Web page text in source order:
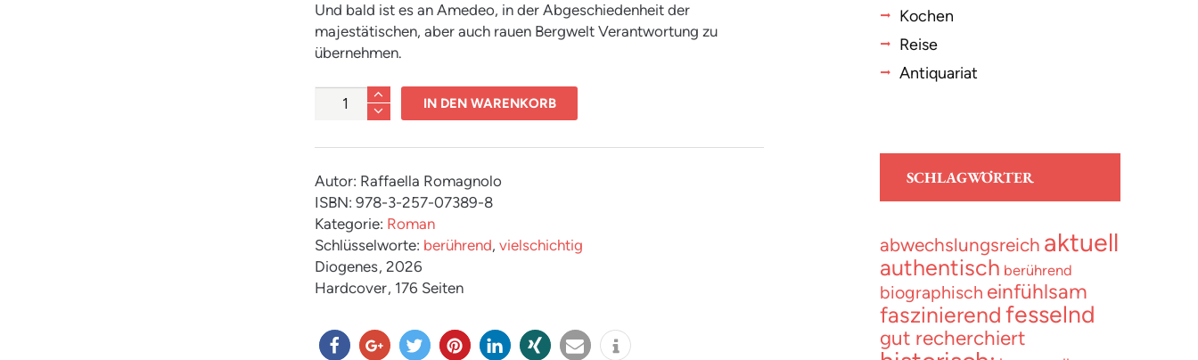
Und bald ist es an Amedeo, in der Abgeschiedenheit der
majestätischen, aber auch rauen Bergwelt Verantwortung zu
übernehmen.
Anzahl IN DEN WARENKORB
Autor: Raffaella Romagnolo
ISBN: 978-3-257-07389-8
Kategorie: Roman
Schlüsselworte: berührend, vielschichtig
Diogenes, 2026
Hardcover, 176 Seiten
Kochen
Reise
Antiquariat
SCHLAGWÖRTER
abwechslungsreich aktuell
authentisch berührend
biographisch einfühlsam
faszinierend fesselnd
gut recherchiert